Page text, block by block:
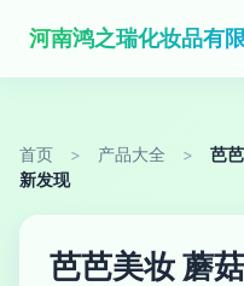
首页 > 产品大全 >
芭
新发现
芭芭美妆 蘑